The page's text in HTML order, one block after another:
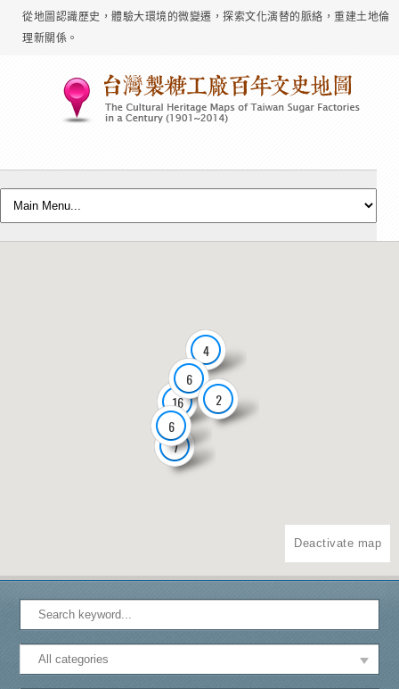
從地圖認識歷史，體驗大環境的微變遷，探索文化演替的脈絡，重建土地倫
理新關係。
16
4
7
6
2
6
Deactivate map